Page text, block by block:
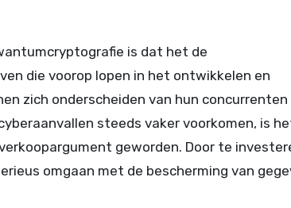
is dat het de
die voorop lopen in het ontwikkelen en
zich onderscheiden van hun concurrenten
steeds vaker voorkomen, is
geworden. Door te
omgaan met de bescherming van